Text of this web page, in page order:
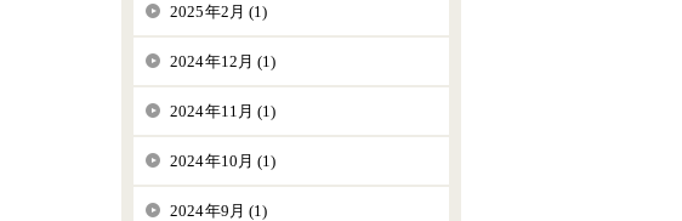
2025年2月 (1)
2024年12月 (1)
2024年11月 (1)
2024年10月 (1)
2024年9月 (1)